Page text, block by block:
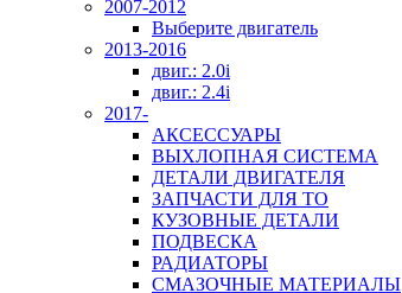
2007-2012
Выберите двигатель
2013-2016
двиг.: 2.0i
двиг.: 2.4i
2017-
АКСЕССУАРЫ
ВЫХЛОПНАЯ СИСТЕМА
ДЕТАЛИ ДВИГАТЕЛЯ
ЗАПЧАСТИ ДЛЯ ТО
КУЗОВНЫЕ ДЕТАЛИ
ПОДВЕСКА
РАДИАТОРЫ
СМАЗОЧНЫЕ МАТЕРИАЛЫ